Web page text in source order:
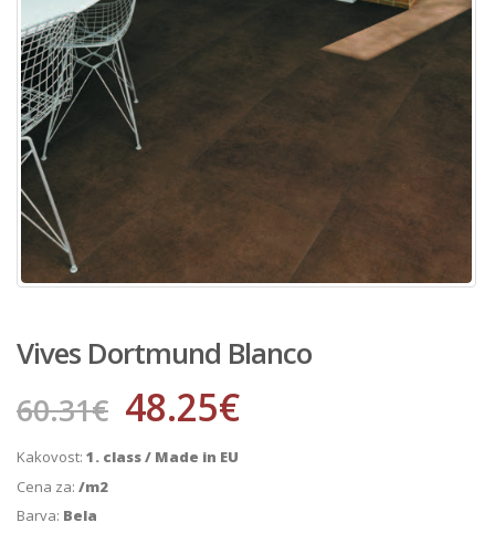
Vives Dortmund Blanco
60.31€ 48.25€
Kakovost: 1. class / Made in EU
Cena za: /m2
Barva: Bela